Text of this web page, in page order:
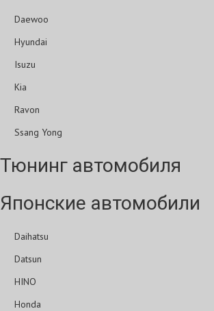
Daewoo
Hyundai
Isuzu
Kia
Ravon
Ssang Yong
Тюнинг автомобиля
Японские автомобили
Daihatsu
Datsun
HINO
Honda